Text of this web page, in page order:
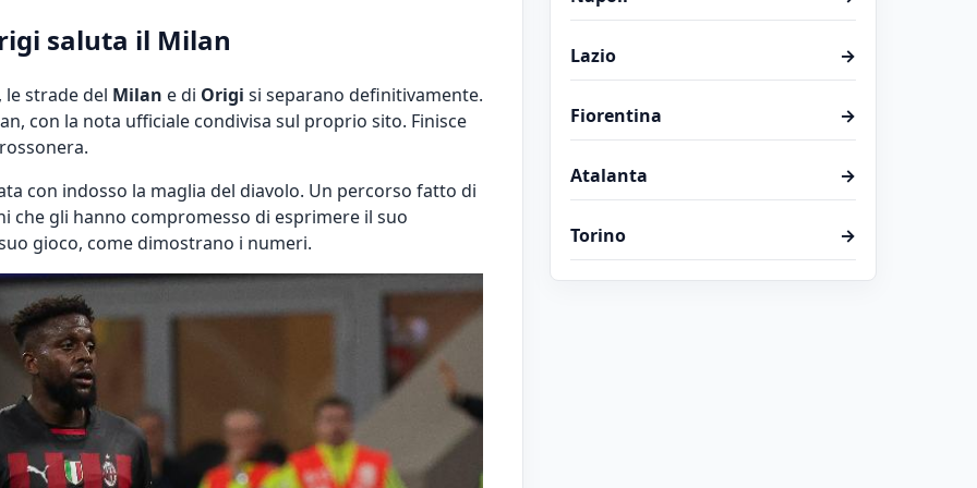
saluta il Milan
strade del Milan e di Origi si separano definitivamente.
con la nota ufficiale condivisa sul proprio sito. Finisce
con indosso la maglia del diavolo. Un percorso fatto di
che gli hanno compromesso di esprimere il suo
gioco, come dimostrano i numeri.
Lazio →
Fiorentina →
Atalanta →
Torino →